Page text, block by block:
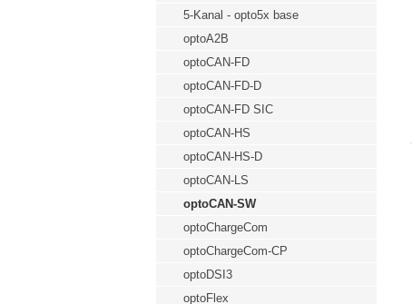
5-Kanal - opto5x base
optoA2B
optoCAN-FD
optoCAN-FD-D
optoCAN-FD SIC
optoCAN-HS
optoCAN-HS-D
optoCAN-LS
optoCAN-SW
optoChargeCom
optoChargeCom-CP
optoDSI3
optoFlex